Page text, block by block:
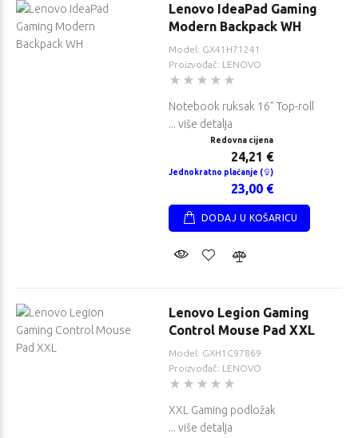
Lenovo IdeaPad Gaming
Modern Backpack WH
Model: GX41H71241
Proizvođač: LENOVO
Notebook ruksak 16" Top-roll
... više detalja
Redovna cijena
24,21 €
Jednokratno plaćanje ( )
23,00 €
DODAJ U KOŠARICU
Lenovo Legion Gaming
Control Mouse Pad XXL
Model: GXH1C97869
Proizvođač: LENOVO
XXL Gaming podložak
... više detalja